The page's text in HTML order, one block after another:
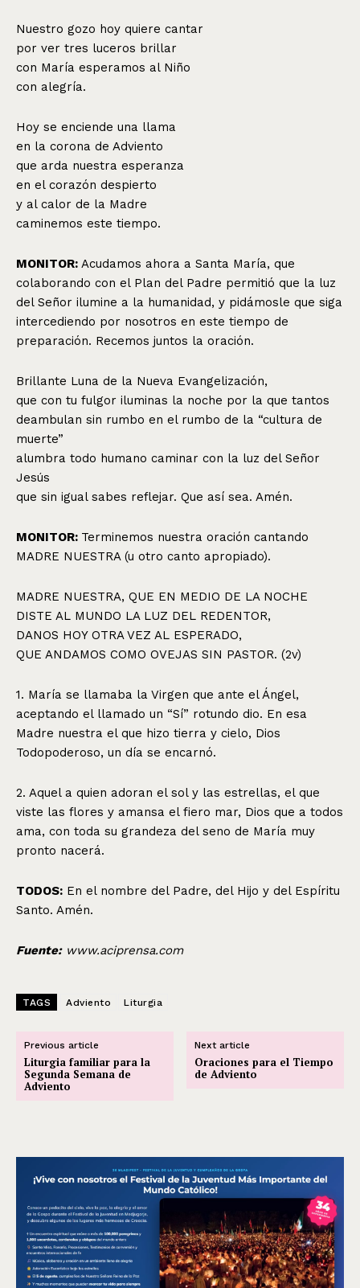
Nuestro gozo hoy quiere cantar
por ver tres luceros brillar
con María esperamos al Niño
con alegría.
Hoy se enciende una llama
en la corona de Adviento
que arda nuestra esperanza
en el corazón despierto
y al calor de la Madre
caminemos este tiempo.
MONITOR: Acudamos ahora a Santa María, que
colaborando con el Plan del Padre permitió que la luz
del Señor ilumine a la humanidad, y pidámosle que siga
intercediendo por nosotros en este tiempo de
preparación. Recemos juntos la oración.
Brillante Luna de la Nueva Evangelización,
que con tu fulgor iluminas la noche por la que tantos
deambulan sin rumbo en el rumbo de la “cultura de
muerte”
alumbra todo humano caminar con la luz del Señor
Jesús
que sin igual sabes reflejar. Que así sea. Amén.
MONITOR: Terminemos nuestra oración cantando
MADRE NUESTRA (u otro canto apropiado).
MADRE NUESTRA, QUE EN MEDIO DE LA NOCHE
DISTE AL MUNDO LA LUZ DEL REDENTOR,
DANOS HOY OTRA VEZ AL ESPERADO,
QUE ANDAMOS COMO OVEJAS SIN PASTOR. (2v)
1. María se llamaba la Virgen que ante el Ángel,
aceptando el llamado un “Sí” rotundo dio. En esa
Madre nuestra el que hizo tierra y cielo, Dios
Todopoderoso, un día se encarnó.
2. Aquel a quien adoran el sol y las estrellas, el que
viste las flores y amansa el fiero mar, Dios que a todos
ama, con toda su grandeza del seno de María muy
pronto nacerá.
TODOS: En el nombre del Padre, del Hijo y del Espíritu
Santo. Amén.
Fuente:www.aciprensa.com
TAGS Adviento Liturgia
Previous article
Liturgia familiar para la
Segunda Semana de
Adviento
Next article
Oraciones para el Tiempo
de Adviento